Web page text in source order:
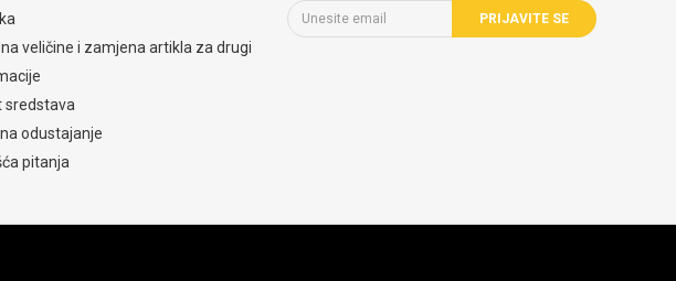
veličine i zamjena artikla za drugi
sredstava
odustajanje
pitanja
PRIJAVITE SE